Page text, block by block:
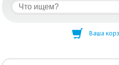
Ваша